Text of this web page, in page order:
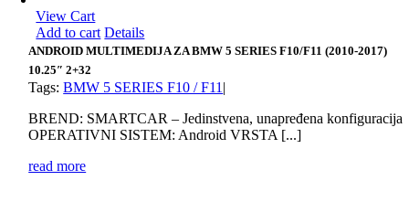
View Cart
Add to cart Details
ANDROID MULTIMEDIJA ZA BMW 5 SERIES F10/F11 (2010-2017)
10.25″ 2+32
Tags:BMW 5 SERIES F10 / F11 |
BREND: SMARTCAR – Jedinstvena, unapređena konfiguracija
OPERATIVNI SISTEM: Android VRSTA [...]
read more